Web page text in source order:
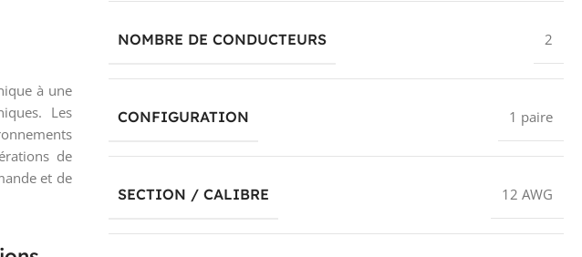
à une
Les
de
et de
NOMBRE DE CONDUCTEURS 2
CONFIGURATION 1 paire
SECTION / CALIBRE 12 AWG